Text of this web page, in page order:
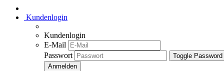
Kundenlogin
Kundenlogin
E-Mail
Passwort
Toggle